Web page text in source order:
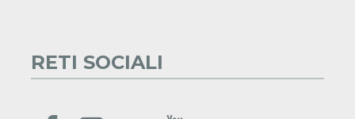
RETI SOCIALI